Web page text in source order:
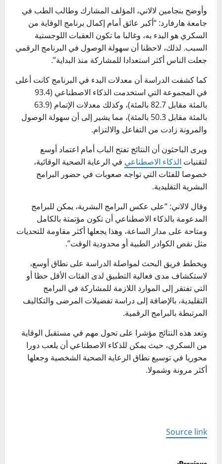
وأوضح بنجامين لالاني، المؤلف المشارك وطالب الطب في
جامعة هارفارد: “أكبر عائق أمام إكمال برنامج الوقاية من
السكري هو البدء به، وغالبا ما تكون العقبات اللوجستية
السبب. لذلك، لاحظنا أن سهولة الوصول في البرنامج الرقمي
جعلت الناس أكثر استعدادا للمشاركة منذ البداية”.
كما كشفت الدراسة أن معدلات البدء في البرنامج كانت أعلى
في المجموعة التي استخدمت الذكاء الاصطناعي (93.4
بالمئة مقابل 82.7 بالمئة)، وكذلك معدلات الإتمام (63.9
بالمئة مقابل 50.3 بالمئة)، مما يشير إلى أن سهولة الوصول
والمرونة زادت من التفاعل والالتزام.
ويرى الباحثون أن النتائج تفتح الباب أمام اعتماد أوسع
لتقنيات الذكاء الاصطناعي في الرعاية الصحية الوقائية،
خصوصا للفئات التي تواجه صعوبات في حضور البرامج
البشرية التقليدية.
وقال لالاني: “على عكس البرامج البشرية، يمكن للبرامج
المدعومة بالذكاء الاصطناعي أن تكون مؤتمتة بالكامل
ومتاحة على مدار الساعة، وهذا يجعلها أكثر مقاومة للتحديات
مثل نقص الكوادر الطبية أو محدودية الوقت”.
ويخطط فريق البحث لمواصلة الدراسة على نطاق أوسع،
لاستكشاف مدى فعالية التطبيق لدى الفئات الأقل حظا أو
التي تفتقر إلى الموارد اللازمة للمشاركة في البرامج
التقليدية، بالإضافة إلى دراسة تفضيلات المرضى والتكاليف
المرتبطة بالبرامج الرقمية.
وتعد هذه النتائج مؤشرا على تحول مهم في مستقبل الوقاية
من السكري، حيث يمكن للذكاء الاصطناعي أن يلعب دورا
محوريا في توسيع نطاق الرعاية الصحية الشخصية وجعلها
أكثر مرونة وشمولا.
Source link